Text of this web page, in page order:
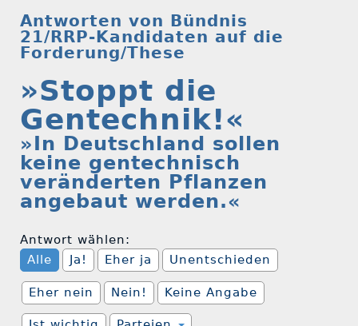
Antworten von Bündnis
21/RRP-Kandidaten auf die
Forderung/These
»Stoppt die
Gentechnik!«
»In Deutschland sollen
keine gentechnisch
veränderten Pflanzen
angebaut werden.«
Antwort wählen:
Alle
Ja! Eher ja Unentschieden
Eher nein Nein! Keine Angabe